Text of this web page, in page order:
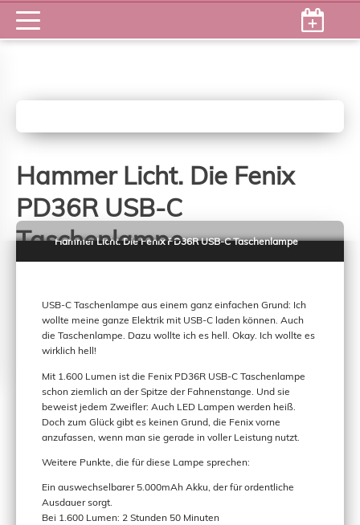
Hammer Licht. Die Fenix
PD36R USB-C
Taschenlampe
bis zu 283 Meter Reichweite. Kompakt, Stabil, bringt wirklich Licht ins
Dunkel!
Hammer Licht. Die Fenix PD36R USB-C Taschenlampe
USB-C Taschenlampe aus einem ganz einfachen Grund: Ich
wollte meine ganze Elektrik mit USB-C laden können. Auch
die Taschenlampe. Dazu wollte ich es hell. Okay. Ich wollte es
wirklich hell!
Mit 1.600 Lumen ist die Fenix PD36R USB-C Taschenlampe
schon ziemlich an der Spitze der Fahnenstange. Und sie
beweist jedem Zweifler: Auch LED Lampen werden heiß.
Doch zum Glück gibt es keinen Grund, die Fenix vorne
anzufassen, wenn man sie gerade in voller Leistung nutzt.
Weitere Punkte, die für diese Lampe sprechen:
Ein auswechselbarer 5.000mAh Akku, der für ordentliche
Ausdauer sorgt.
Bei 1.600 Lumen: 2 Stunden 50 Minuten